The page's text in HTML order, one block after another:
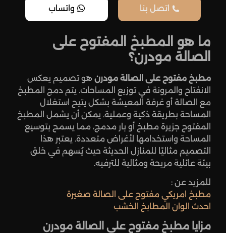
اتصل بنا واتساب
ما هو المطبخ المفتوح على
الصالة مودرن؟
مطبخ مفتوح على الصالة مودرن هو تصميم يعكس
الانفتاح والمرونة في توزيع المساحات. يتم دمج المطبخ
مع الصالة أو غرفة المعيشة بشكل يتيح استغلال
المساحة بطريقة ذكية وعملية. يمكن أن يشمل المطبخ
المفتوح جزيرة مطبخ أو بار مدمج، مما يسمح بتوسيع
المساحة واستخدامها لأغراض متعددة. يعتبر هذا
التصميم مثاليًا للمنازل الحديثة حيث يُسهم في خلق
بيئة عائلية مريحة ومثالية للترفيه.
للمزيد عن :
مطبخ امريكي مفتوح على الصالة صغيرة
احدث الوان المطابخ الخشب
مزايا مطبخ مفتوح على الصالة مودرن